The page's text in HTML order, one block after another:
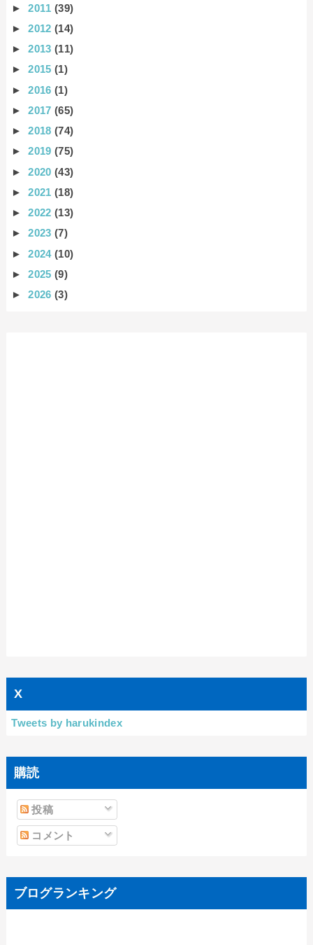
►2011(39)
►2012(14)
►2013(11)
►2015(1)
►2016(1)
►2017(65)
►2018(74)
►2019(75)
►2020(43)
►2021(18)
►2022(13)
►2023(7)
►2024(10)
►2025(9)
►2026(3)
X
Tweets by harukindex
購読
投稿
コメント
ブログランキング